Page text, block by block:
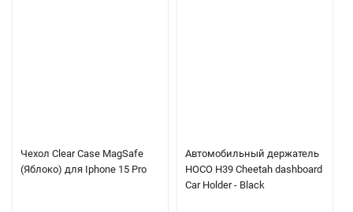
Чехол Clear Case MagSafe
(Яблоко) для Iphone 15 Pro
Автомобильный держатель
HOCO H39 Cheetah dashboard
Car Holder - Black